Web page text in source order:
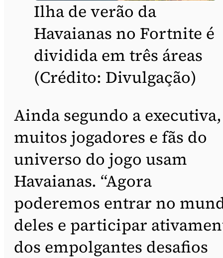
Ilha de verão da
Havaianas no Fortnite é
dividida em três áreas
(Crédito: Divulgação)
Ainda segundo a executiva,
muitos jogadores e fãs do
universo do jogo usam
Havaianas. “Agora
poderemos entrar no
deles e participar
dos empolgantes desafios